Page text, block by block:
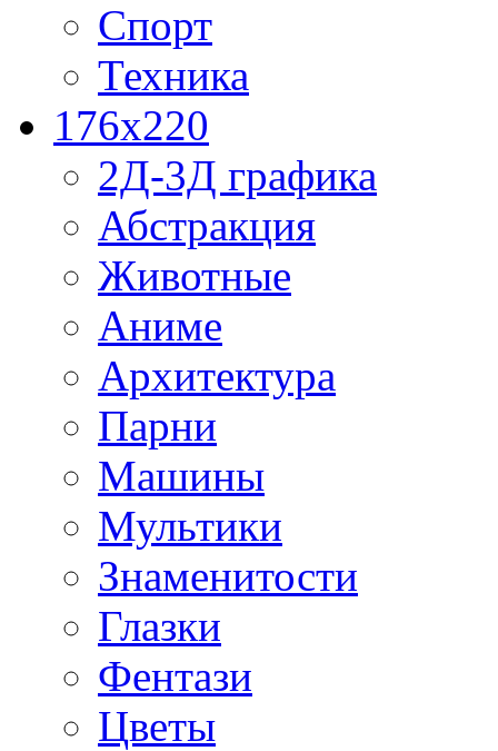
Спорт
Техника
176x220
2Д-3Д графика
Абстракция
Животные
Аниме
Архитектура
Парни
Машины
Мультики
Знаменитости
Глазки
Фентази
Цветы